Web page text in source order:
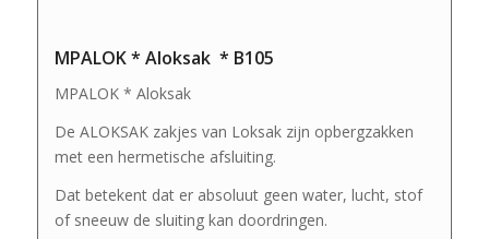
MPALOK * Aloksak * B105
MPALOK * Aloksak
De ALOKSAK zakjes van Loksak zijn opbergzakken
met een hermetische afsluiting.
Dat betekent dat er absoluut geen water, lucht, stof
of sneeuw de sluiting kan doordringen.